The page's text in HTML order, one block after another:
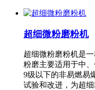
超细微粉磨粉机
超细微粉磨粉机是
粉磨主要适用于中
9级以下的非易燃易
试验和改进，为超